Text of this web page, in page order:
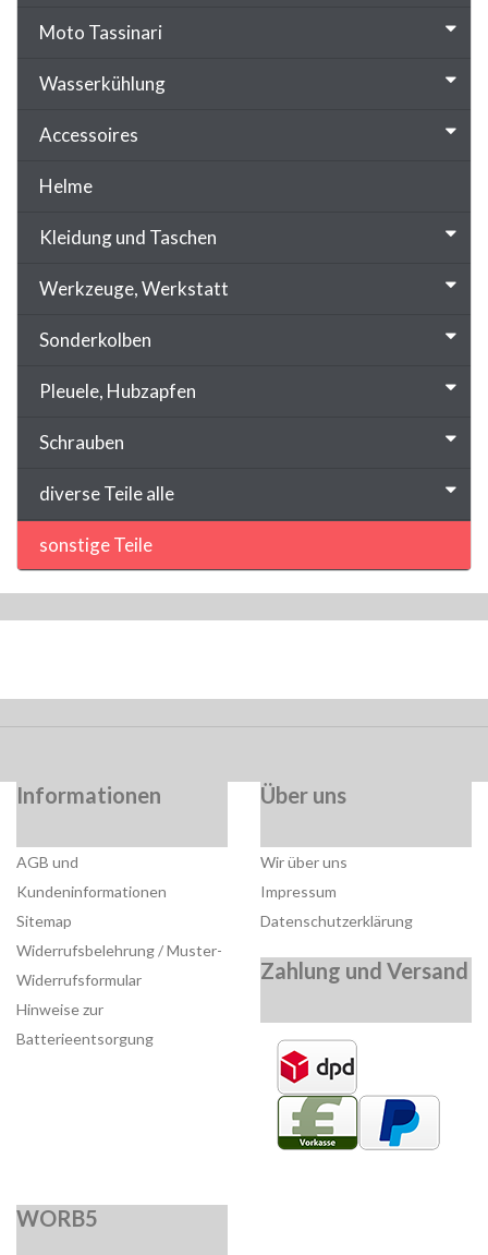
Moto Tassinari
Wasserkühlung
Accessoires
Helme
Kleidung und Taschen
Werkzeuge, Werkstatt
Sonderkolben
Pleuele, Hubzapfen
Schrauben
diverse Teile alle
sonstige Teile
Informationen
AGB und
Kundeninformationen
Sitemap
Widerrufsbelehrung / Muster-
Widerrufsformular
Hinweise zur
Batterieentsorgung
Über uns
Wir über uns
Impressum
Datenschutzerklärung
Zahlung und Versand
WORB5